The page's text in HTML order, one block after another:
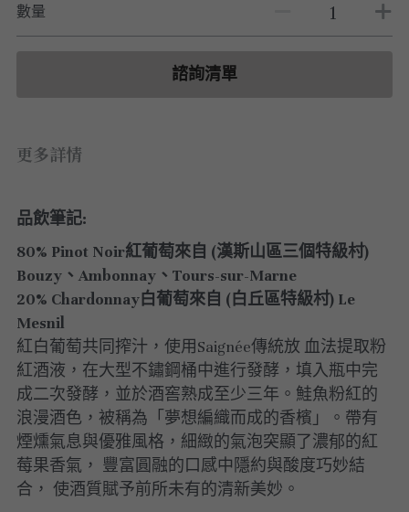
紅酒 red wine
紅酒 red wine
勃根地｜進階選酒
波爾多收藏級選酒
數量
諮詢清單
更多詳情
品飲筆記:
80% Pinot Noir紅葡萄來自 (漢斯山區三個特級村)
Bouzy、Ambonnay、Tours-sur-Marne
20% Chardonnay白葡萄來自 (白丘區特級村) Le
Mesnil
紅白葡萄共同搾汁，使用Saignée傳統放 血法提取粉
紅酒液，在大型不鏽鋼桶中進行發酵，填入瓶中完
成二次發酵，並於酒窖熟成至少三年。鮭魚粉紅的
浪漫酒色，被稱為「夢想編織而成的香檳」。帶有
煙燻氣息與優雅風格，細緻的氣泡突顯了濃郁的紅
莓果香氣， 豐富圓融的口感中隱約與酸度巧妙結
合， 使酒質賦予前所未有的清新美妙。
德國｜精選白酒
智利｜收藏級珍藏
智利｜日常選酒
美國｜日常選酒
澳洲 ｜日常選酒
澳洲 ｜收藏級珍藏
阿根廷｜日常選酒
阿根廷｜收藏級珍藏
美國｜進階選酒
美國｜頂級膜拜酒